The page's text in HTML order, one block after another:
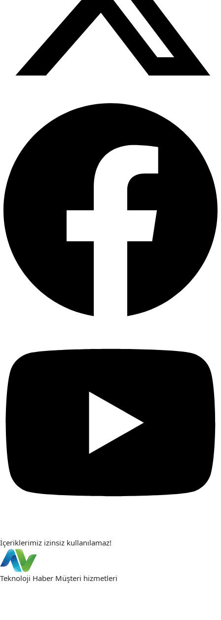
İçeriklerimiz izinsiz kullanılamaz!
Teknoloji Haber Müşteri hizmetleri